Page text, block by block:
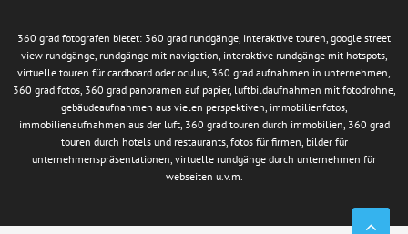
360 grad fotografen bietet: 360 grad rundgänge, interaktive touren, google street
view rundgänge, rundgänge mit navigation, interaktive rundgänge mit hotspots,
virtuelle touren für cardboard oder oculus, 360 grad aufnahmen in unternehmen,
360 grad fotos, 360 grad panoramen auf papier, luftbildaufnahmen mit fotodrohne,
gebäudeaufnahmen aus vielen perspektiven, immobilienfotos,
immobilienaufnahmen aus der luft, 360 grad touren durch immobilien, 360 grad
touren durch hotels und restaurants, fotos für firmen, bilder für
unternehmenspräsentationen, virtuelle rundgänge durch unternehmen für
webseiten u.v.m.